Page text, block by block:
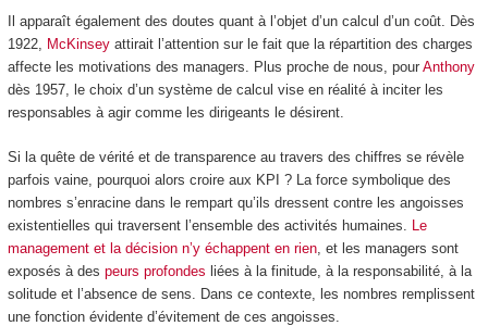
Il apparaît également des doutes quant à l’objet d’un calcul d’un coût. Dès
1922, McKinseyattirait l’attention sur le fait que la répartition des charges
affecte les motivations des managers. Plus proche de nous, pour Anthony
dès 1957, le choix d’un système de calcul vise en réalité à inciter les
responsables à agir comme les dirigeants le désirent.
Si la quête de vérité et de transparence au travers des chiffres se révèle
parfois vaine, pourquoi alors croire aux KPI ? La force symbolique des
nombres s’enracine dans le rempart qu’ils dressent contre les angoisses
existentielles qui traversent l’ensemble des activités humaines.
Le
management et la décision n’y échappent en rien, et les managers sont
exposés à des peurs profondes liées à la finitude, à la responsabilité, à la
solitude et l’absence de sens. Dans ce contexte, les nombres remplissent
une fonction évidente d’évitement de ces angoisses.